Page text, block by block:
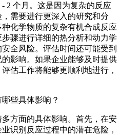
2 个月。这是因为复杂的反应
需要进行更深入的研究和分
化学物质的复杂有机合成反应
骤进行详细的热分析和动力学
全风险。评估时间还可能受到
影响。如果企业能够及时提供
估工作将能够更顺利地进行，
些具体影响？
方面的具体影响。首先，在安
识别反应过程中的潜在危险，